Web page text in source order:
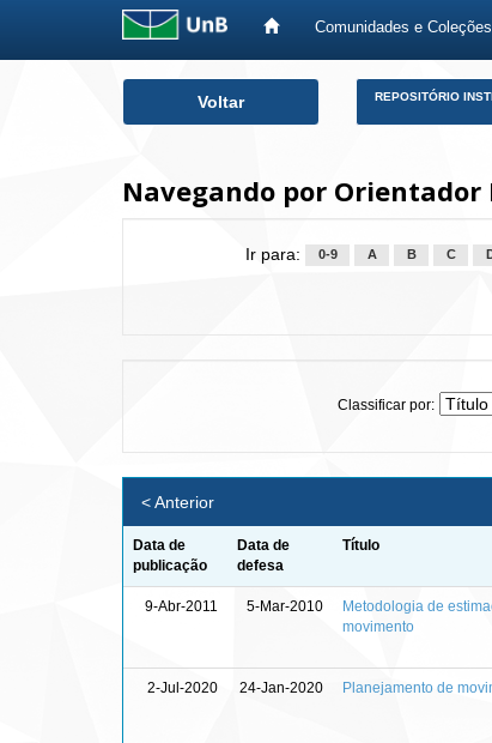
Comunidades e Coleções
Voltar REPOSITÓRIO
Navegando por Orientador
Ir para: 0-9 A B C
Classificar por:
< Anterior
Data de
publicação
Data de
defesa
Título
9-Abr-2011 5-Mar-2010
Metodologia de
movimento
2-Jul-2020 24-Jan-2020 Planejamento de